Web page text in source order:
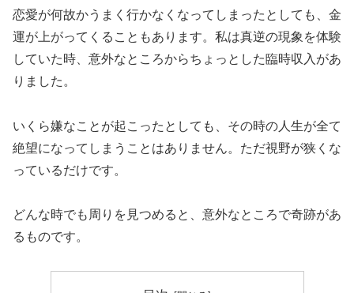
恋愛が何故かうまく行かなくなってしまったとしても、金
運が上がってくることもあります。私は真逆の現象を体験
していた時、意外なところからちょっとした臨時収入があ
りました。
いくら嫌なことが起こったとしても、その時の人生が全て
絶望になってしまうことはありません。ただ視野が狭くな
っているだけです。
どんな時でも周りを見つめると、意外なところで奇跡があ
るものです。